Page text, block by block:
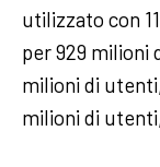
utilizzato con
per 929 milioni
milioni di
milioni di